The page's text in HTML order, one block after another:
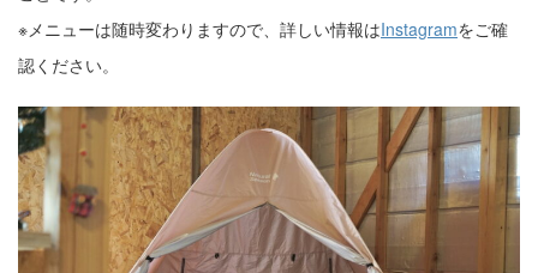
※メニューは随時変わりますので、詳しい情報はInstagramをご確
認ください。